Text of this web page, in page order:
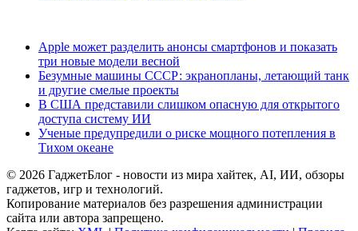
Apple может разделить анонсы смартфонов и показать
три новые модели весной
Безумные машины СССР: экранопланы, летающий танк
и другие смелые проекты
В США представили слишком опасную для открытого
доступа систему ИИ
Ученые предупредили о риске мощного потепления в
Тихом океане
© 2026 ГаджетБлог - новости из мира хайтек, AI, ИИ, обзоры
гаджетов, игр и технологий.
Копирование материалов без разрешения администрации
сайта или автора запрещено.